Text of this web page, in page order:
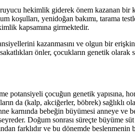
hekimlik giderek önem kazanan
yenidoğan bakımı, tarama
kapsamına girmektedir.
kazanmasını ve olgun bir
önler, çocukların genetik olarak
potansiyeli çocuğun genetik yapısına,
da (kalp, akciğerler, böbrek) sağlıklı
bebeğin büyümesi anneye ve
Doğum sonrası süreçte büyüme
farklıdır ve bu dönemde beslenmenin